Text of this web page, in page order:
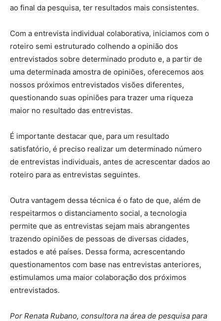
ao final da pesquisa, ter resultados mais consistentes.
Com a entrevista individual colaborativa, iniciamos com o
roteiro semi estruturado colhendo a opinião dos
entrevistados sobre determinado produto e, a partir de
uma determinada amostra de opiniões, oferecemos aos
nossos próximos entrevistados visões diferentes,
questionando suas opiniões para trazer uma riqueza
maior no resultado das entrevistas.
É importante destacar que, para um resultado
satisfatório, é preciso realizar um determinado número
de entrevistas individuais, antes de acrescentar dados ao
roteiro para as entrevistas seguintes.
Outra vantagem dessa técnica é o fato de que, além de
respeitarmos o distanciamento social, a tecnologia
permite que as entrevistas sejam mais abrangentes
trazendo opiniões de pessoas de diversas cidades,
estados e até países. Dessa forma, acrescentando
questionamentos com base nas entrevistas anteriores,
estimulamos uma maior colaboração dos próximos
entrevistados.
Por Renata Rubano, consultora na área de pesquisa para